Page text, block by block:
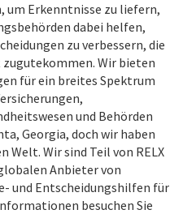
Erkenntnisse zu liefern,
dabei helfen,
zu verbessern, die
zugutekommen. Wir bieten
für ein breites Spektrum
und Behörden
Georgia, doch wir haben
Welt. Wir sind Teil von RELX
globalen Anbieter von
und Entscheidungshilfen für
besuchen Sie